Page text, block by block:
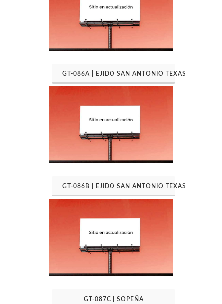
GT-086A | EJIDO SAN ANTONIO TEXAS
GT-086B | EJIDO SAN ANTONIO TEXAS
GT-087C | SOPEÑA